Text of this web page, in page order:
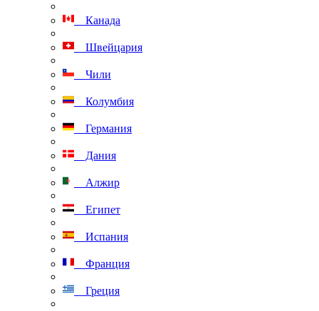
Канада
Швейцария
Чили
Колумбия
Германия
Дания
Алжир
Египет
Испания
Франция
Греция